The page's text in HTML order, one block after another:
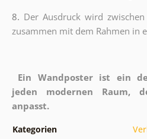
8. Der Ausdruck wird
zusammen mit dem Rahmen in
Ein Wandposter ist ein
jeden modernen Raum,
anpasst.
Kategorien